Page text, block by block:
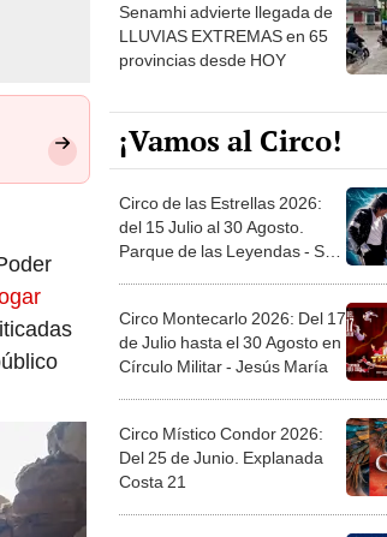
Senamhi advierte llegada de
LLUVIAS EXTREMAS en 65
provincias desde HOY
¡Vamos al Circo!
Circo de las Estrellas 2026:
del 15 Julio al 30 Agosto.
Parque de las Leyendas - San
Circo Montecarlo 2026: Del 17
de Julio hasta el 30 Agosto en
Círculo Militar - Jesús María
Circo Místico Condor 2026:
Del 25 de Junio. Explanada
Costa 21